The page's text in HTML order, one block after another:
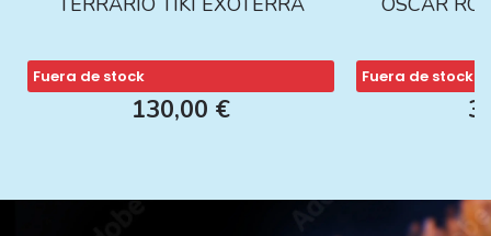
Fuera de stock
130,00 €
Fuera de stock